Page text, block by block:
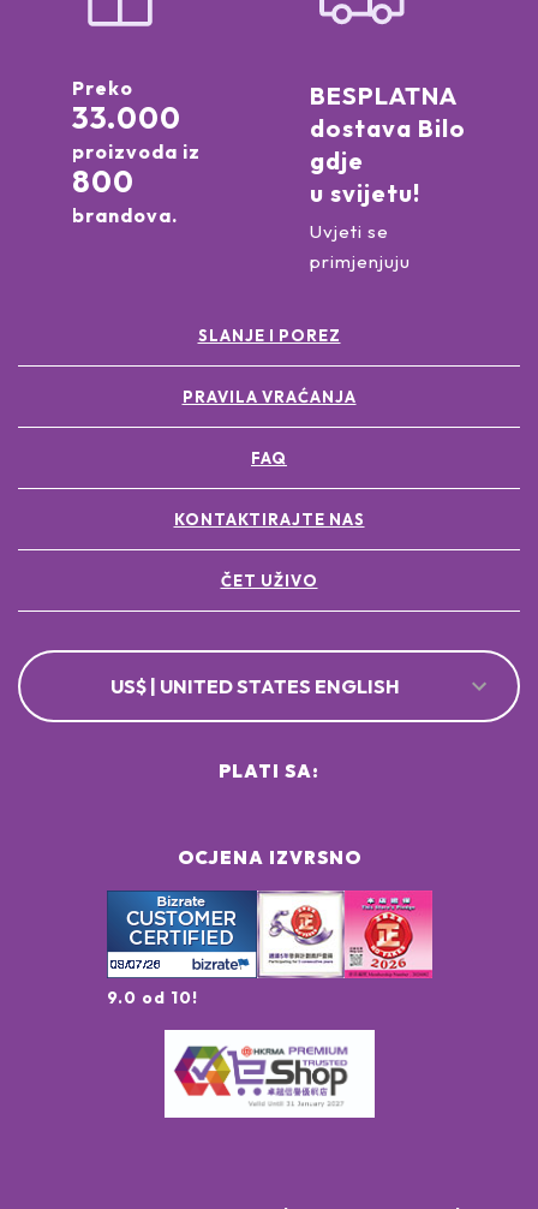
Preko
33.000
proizvoda iz
800
brandova.
BESPLATNA
dostava Bilo
gdje
u svijetu!
Uvjeti se
primjenjuju
SLANJE I POREZ
PRAVILA VRAĆANJA
FAQ
KONTAKTIRAJTE NAS
ČET UŽIVO
US$ | UNITED STATES ENGLISH
OCJENA IZVRSNO
9.0 od 10!
PLATI SA: